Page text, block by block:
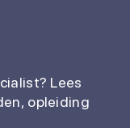
Lees
opleiding